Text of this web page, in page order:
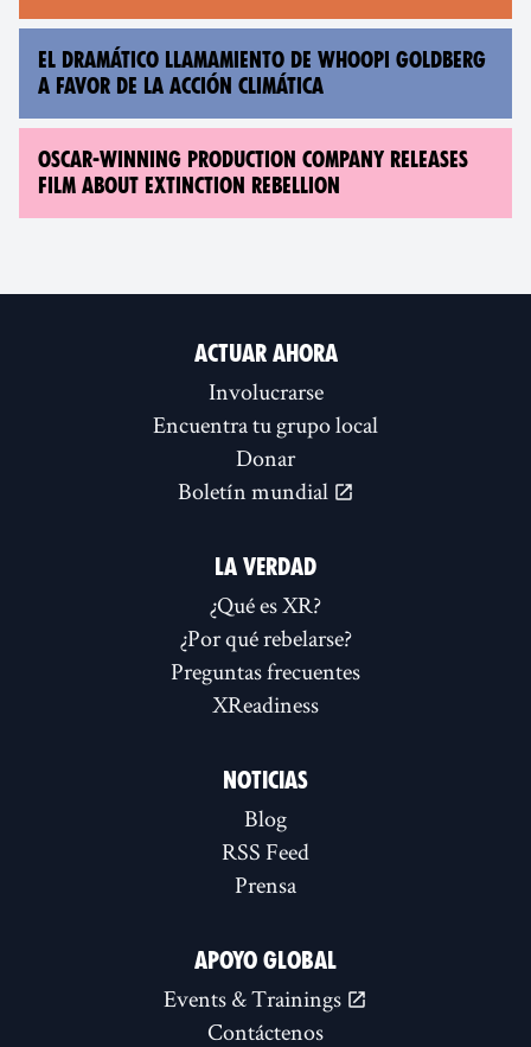
EL DRAMÁTICO LLAMAMIENTO DE WHOOPI GOLDBERG
A FAVOR DE LA ACCIÓN CLIMÁTICA
OSCAR-WINNING PRODUCTION COMPANY RELEASES
FILM ABOUT EXTINCTION REBELLION
ACTUAR AHORA
Involucrarse
Encuentra tu grupo local
Donar
Boletín mundial
LA VERDAD
¿Qué es XR?
¿Por qué rebelarse?
Preguntas frecuentes
XReadiness
NOTICIAS
Blog
RSS Feed
Prensa
APOYO GLOBAL
Events & Trainings
Contáctenos